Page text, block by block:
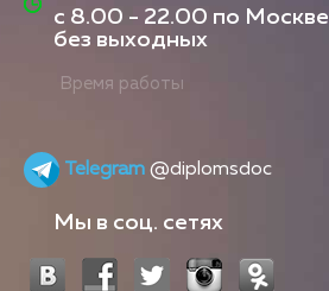
с 8.00 - 22.00 по Москве
без выходных
Время работы
Telegram @diplomsdoc
Мы в соц. сетях